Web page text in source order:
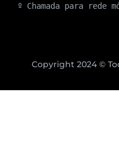
º Chamada para rede
Copyright 2024 ©